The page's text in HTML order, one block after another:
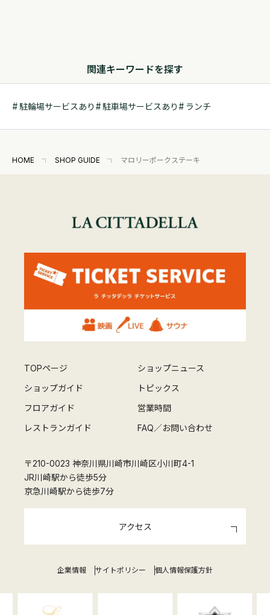
関連キーワードを探す
駐輪場サービスあり 駐車場サービスあり ランチ
HOME SHOP GUIDE マロリーポークステーキ
TOPページ
ショップニュース
ショップガイド
トピックス
フロアガイド
営業時間
レストランガイド
FAQ／お問い合わせ
〒210-0023 神奈川県川崎市川崎区小川町4-1
JR川崎駅から徒歩5分
京急川崎駅から徒歩7分
アクセス
企業情報 サイトポリシー 個人情報保護方針